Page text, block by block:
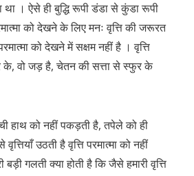
। ऐसे ही बुद्धि रूपी डंडा से कुंडा रूपी
को देखने के लिए मनः वृत्ति की जरूरत
को देखने में सक्षम नहीं है । वृत्ति
के, वो जड़ है, चेतन की सत्ता से स्फुर के
हाथ को नहीं पकड़ती है, तपेले को ही
उठती है वृत्ति परमात्मा को नहीं
गलती क्या होती है कि जैसे हमारी वृत्ति